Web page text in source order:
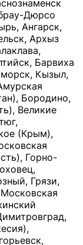
Дюрсо
Ангарск,
Архыз
Барвиха
Кызыл,
Бородино,
Великие
(Крым),
Горно-
Грязи,